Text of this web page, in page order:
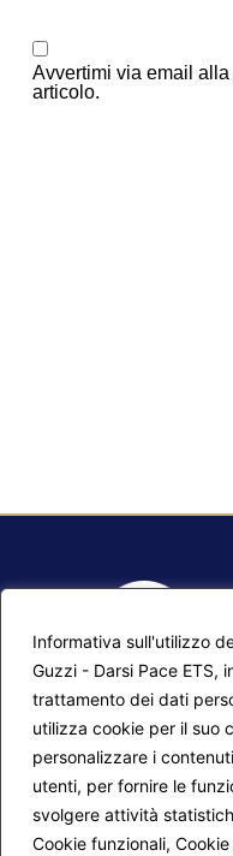
Informativa sull'utilizzo
Guzzi - Darsi Pace ETS,
trattamento dei dati
utilizza cookie per il suo
personalizzare i
utenti, per fornire le
svolgere attività
Cookie funzionali,
Avvertimi via email
articolo.
Mappa del sito
Progetti Darsi Pace